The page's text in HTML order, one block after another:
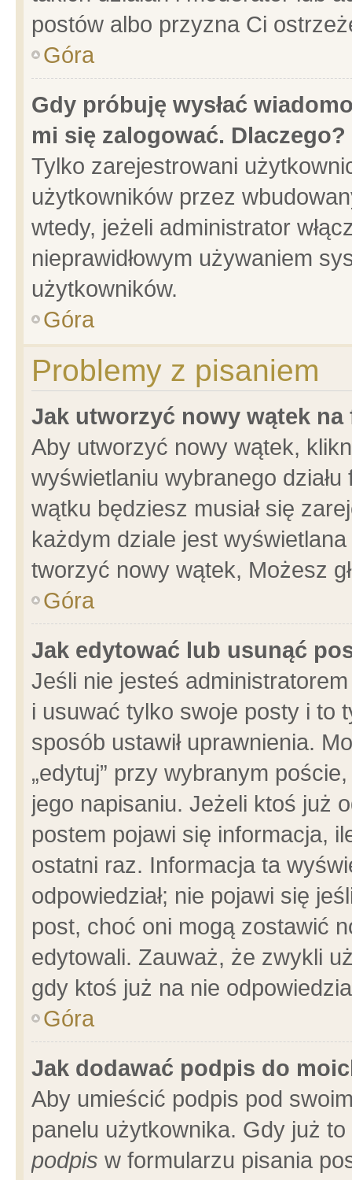
postów albo przyzna Ci
Góra
Gdy próbuję wysłać
mi się zalogować. Dlaczego?
Tylko zarejestrowani
użytkowników przez
wtedy, jeżeli administrator
nieprawidłowym używaniem
użytkowników.
Góra
Problemy z pisaniem
Jak utworzyć nowy wątek na
Aby utworzyć nowy wątek,
wyświetlaniu wybranego
wątku będziesz musiał się
każdym dziale jest
tworzyć nowy wątek, Możesz
Góra
Jak edytować lub usunąć
Jeśli nie jesteś
i usuwać tylko swoje posty i to
sposób ustawił uprawnienia.
„edytuj” przy wybranym
jego napisaniu. Jeżeli ktoś już
postem pojawi się informacja,
ostatni raz. Informacja ta
odpowiedział; nie pojawi się
post, choć oni mogą zostawić
edytowali. Zauważ, że zwykli
gdy ktoś już na nie
Góra
Jak dodawać podpis do
Aby umieścić podpis pod
panelu użytkownika. Gdy już
podpis w formularzu pisania